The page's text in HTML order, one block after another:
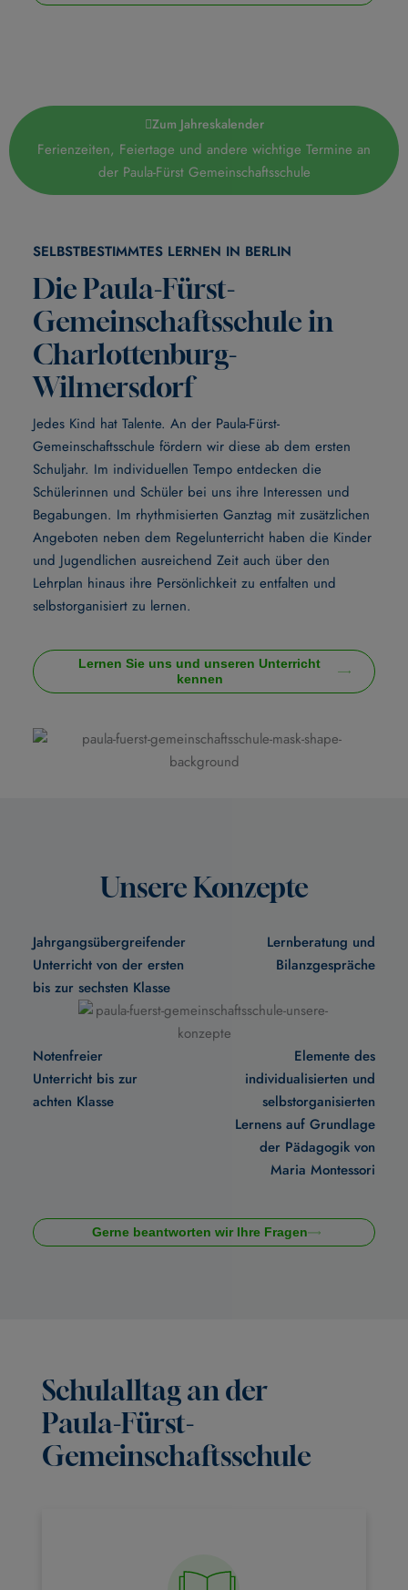
Zum Jahreskalender
Ferienzeiten, Feiertage und andere wichtige Termine an
der Paula-Fürst Gemeinschaftsschule
SELBSTBESTIMMTES LERNEN IN BERLIN
Die Paula-Fürst-
Gemeinschaftsschule in
Charlottenburg-
Wilmersdorf
Jedes Kind hat Talente. An der Paula-Fürst-
Gemeinschaftsschule fördern wir diese ab dem ersten
Schuljahr. Im individuellen Tempo entdecken die
Schülerinnen und Schüler bei uns ihre Interessen und
Begabungen. Im rhythmisierten Ganztag mit zusätzlichen
Angeboten neben dem Regelunterricht haben die Kinder
und Jugendlichen ausreichend Zeit auch über den
Lehrplan hinaus ihre Persönlichkeit zu entfalten und
selbstorganisiert zu lernen.
Lernen Sie uns und unseren Unterricht
kennen
Unsere Konzepte
Jahrgangsübergreifender
Unterricht von der ersten
bis zur sechsten Klasse
Lernberatung und
Bilanzgespräche
Notenfreier
Unterricht bis zur
achten Klasse
Elemente des
individualisierten und
selbstorganisierten
Lernens auf Grundlage
der Pädagogik von
Maria Montessori
Gerne beantworten wir Ihre Fragen
Schulalltag an der
Paula-Fürst-
Gemeinschaftsschule